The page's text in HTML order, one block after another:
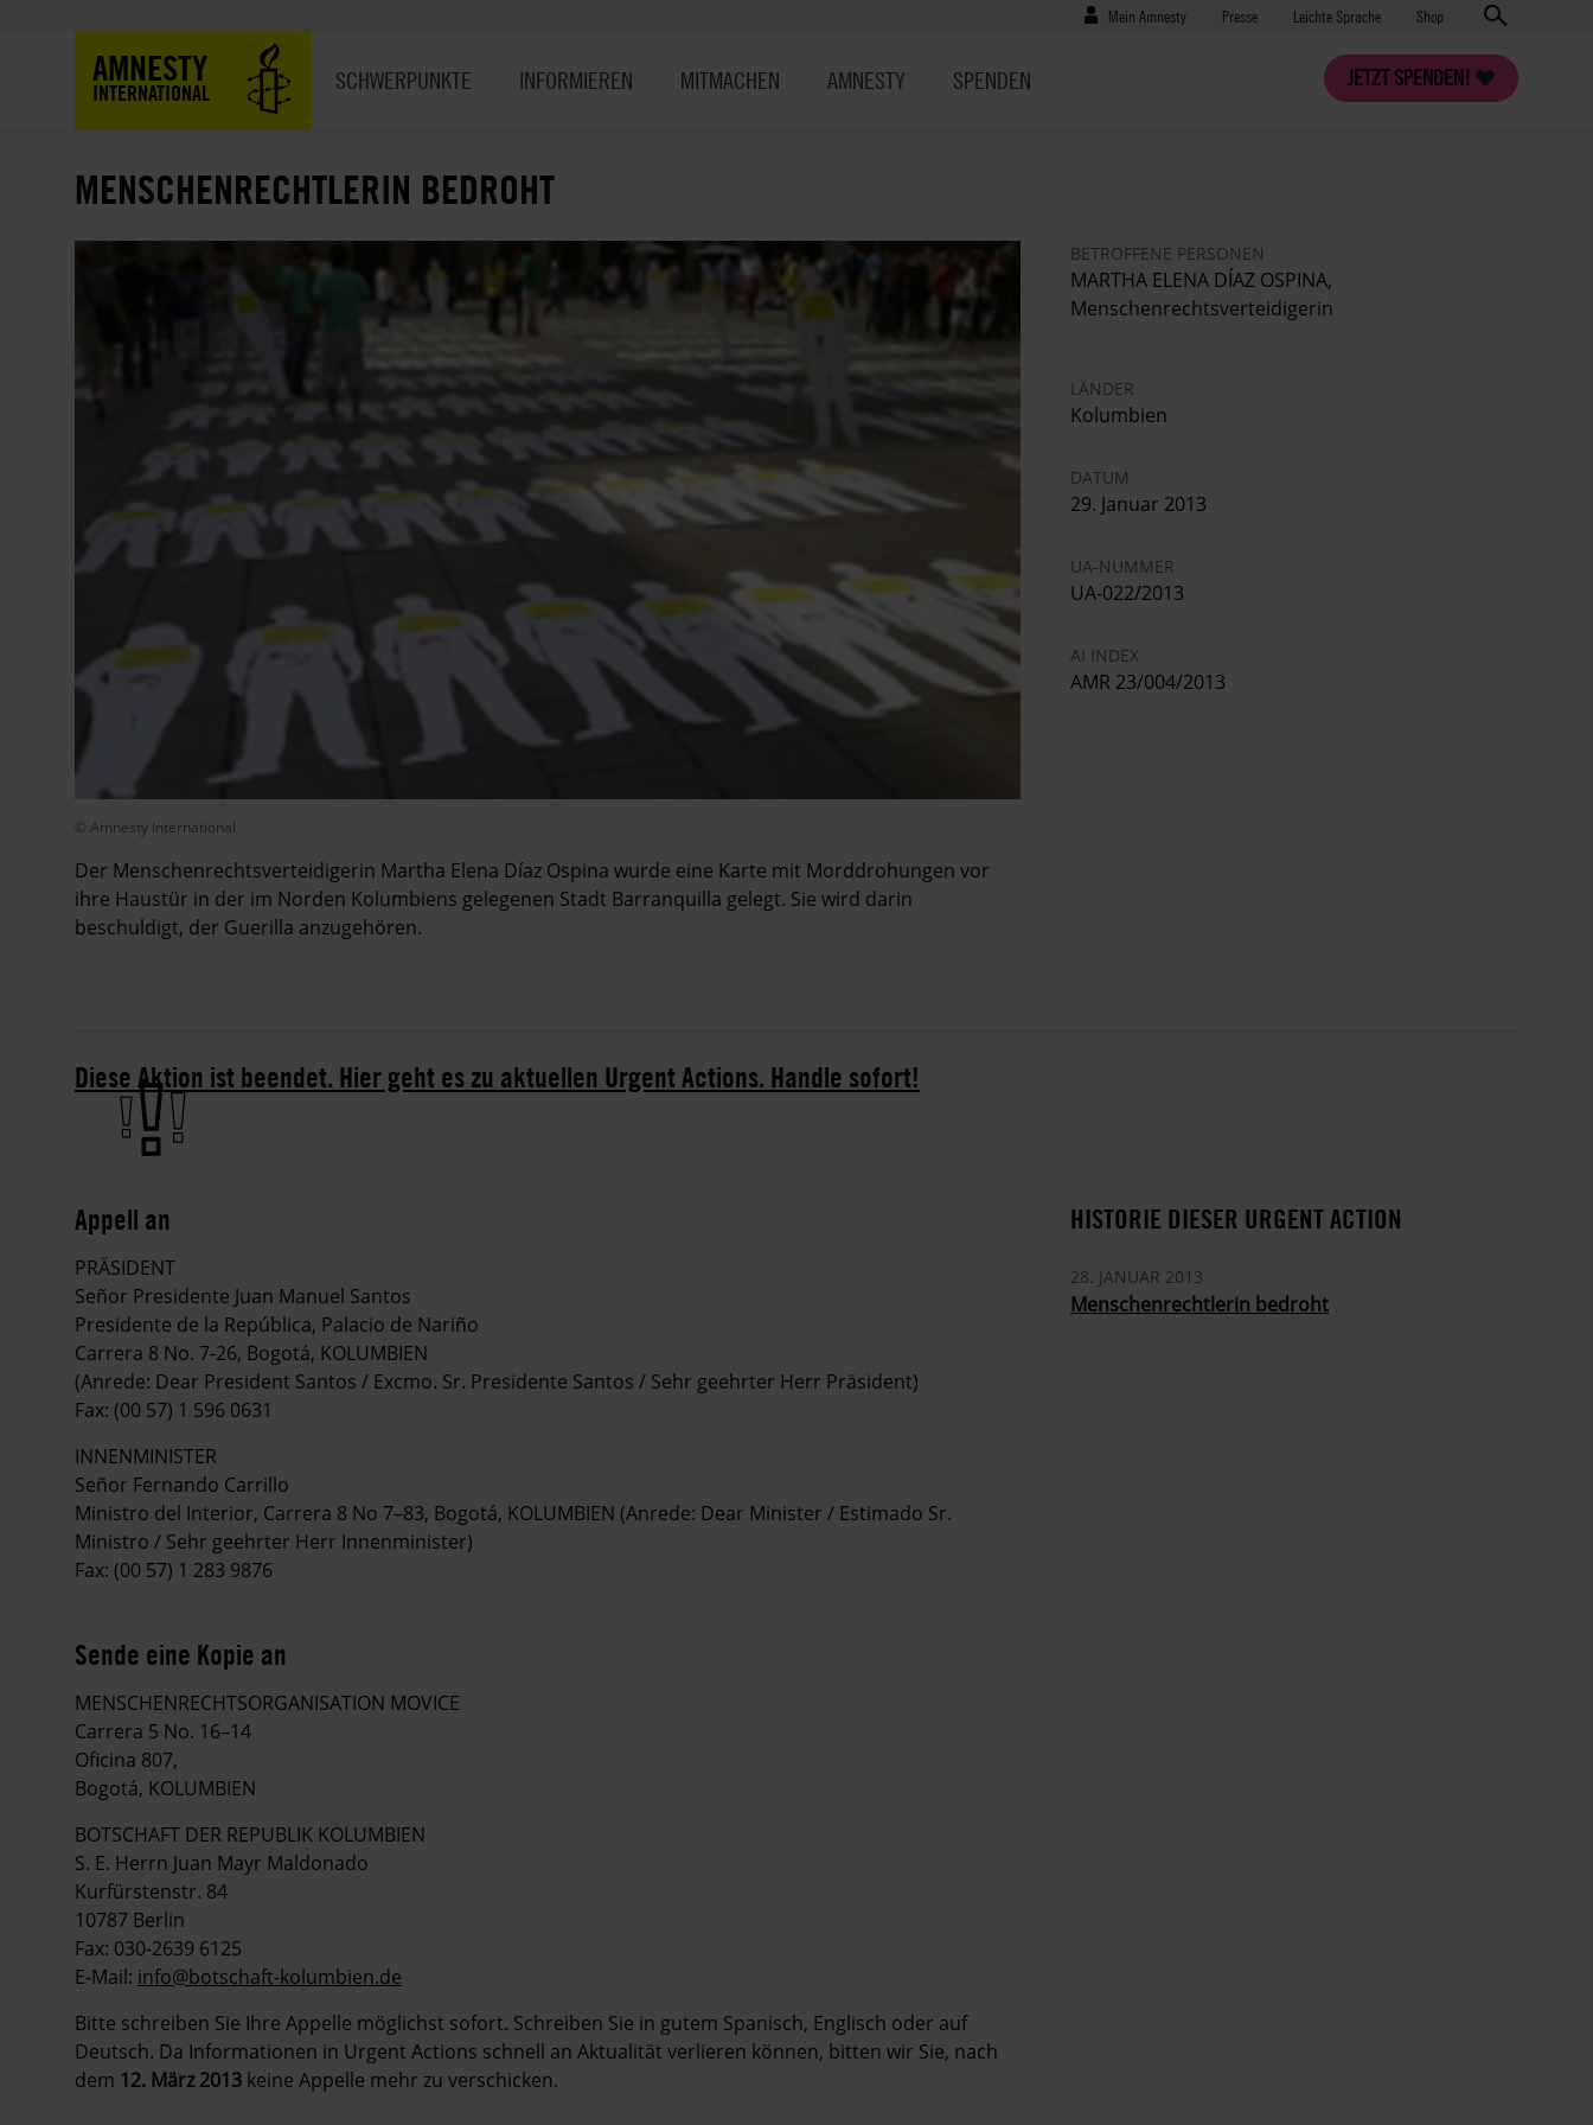
Benutzermenü
Mein Amnesty Presse
Presse Leichte Sprache Shop
AMNESTY
INTERNATIONAL
JETZT SPENDEN!
SCHWERPUNKTE INFORMIEREN MITMACHEN AMNESTY SPENDEN
MENSCHENRECHTLERIN BEDROHT
© Amnesty International
Der Menschenrechtsverteidigerin Martha Elena Díaz Ospina wurde eine Karte mit Morddrohungen vor
ihre Haustür in der im Norden Kolumbiens gelegenen Stadt Barranquilla gelegt. Sie wird darin
beschuldigt, der Guerilla anzugehören.
BETROFFENE PERSONEN
MARTHA ELENA DÍAZ OSPINA,
Menschenrechtsverteidigerin
LÄNDER
Kolumbien
DATUM
29. Januar 2013
UA-NUMMER
UA-022/2013
AI INDEX
AMR 23/004/2013
Diese Aktion ist beendet. Hier geht es zu aktuellen Urgent Actions. Handle sofort!
Appell an
PRÄSIDENT
Señor Presidente Juan Manuel Santos
Presidente de la República, Palacio de Nariño
Carrera 8 No. 7-26, Bogotá, KOLUMBIEN
(Anrede: Dear President Santos / Excmo. Sr. Presidente Santos / Sehr geehrter Herr Präsident)
Fax: (00 57) 1 596 0631
INNENMINISTER
Señor Fernando Carrillo
Ministro del Interior, Carrera 8 No 7–83, Bogotá, KOLUMBIEN (Anrede: Dear Minister / Estimado Sr.
Ministro / Sehr geehrter Herr Innenminister)
Fax: (00 57) 1 283 9876
Sende eine Kopie an
MENSCHENRECHTSORGANISATION MOVICE
Carrera 5 No. 16–14
Oficina 807,
Bogotá, KOLUMBIEN
BOTSCHAFT DER REPUBLIK KOLUMBIEN
S. E. Herrn Juan Mayr Maldonado
Kurfürstenstr. 84
10787 Berlin
Fax: 030-2639 6125
E-Mail: info@botschaft-kolumbien.de
Bitte schreiben Sie Ihre Appelle möglichst sofort. Schreiben Sie in gutem Spanisch, Englisch oder auf
Deutsch. Da Informationen in Urgent Actions schnell an Aktualität verlieren können, bitten wir Sie, nach
dem 12. März 2013 keine Appelle mehr zu verschicken.
HISTORIE DIESER URGENT ACTION
28. JANUAR 2013
Menschenrechtlerin bedroht